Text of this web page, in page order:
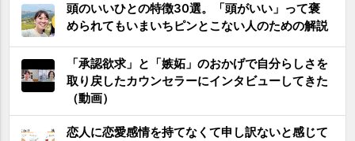
頭のいいひとの特徴30選。「頭がいい」って褒
められてもいまいちピンとこない人のための解説
「承認欲求」と「嫉妬」のおかげで自分らしさを
取り戻したカウンセラーにインタビューしてきた
（動画）
恋人に恋愛感情を持てなくて申し訳ないと感じて